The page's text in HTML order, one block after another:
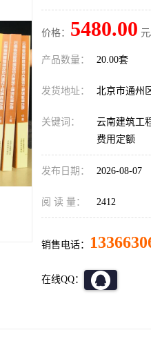
价格： 5480.00
产品数量： 20.00套
发货地址： 北京市通州
关键词：
云南建筑工
费用定额
发布日期： 2026-08-07
阅 读 量： 2412
销售电话：
在线QQ：